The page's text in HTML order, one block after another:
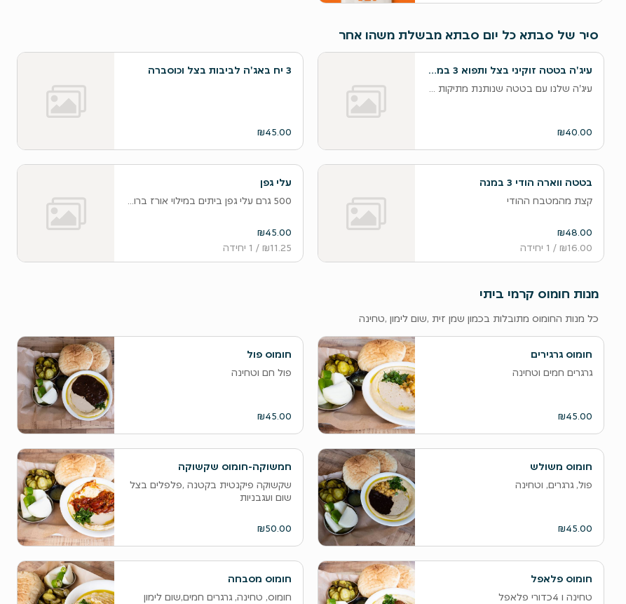
סיר של סבתא כל יום סבתא מבשלת משהו אחר
עיג'ה בטטה זוקיני בצל ותפוא 3 במנה עם טחינה ולימון כבוש בצד
עיג'ה שלנו עם בטטה שנותנת מתיקות עדינה
₪40.00
3 יח באג'ה לביבות בצל וכוסברה
₪45.00
בטטה ווארה הודי 3 במנה
קצת מהמטבח ההודי
₪48.00
₪16.00 / 1 יחידה
עלי גפן
500 גרם עלי גפן ביתים במילוי אורז ברוטב עגבניות
₪45.00
₪11.25 / 1 יחידה
מנות חומוס קרמי ביתי
כל מנות החומוס מתובלות בכמון שמן זית ,שום לימון ,טחינה
חומוס גרגירים
גרגרים חמים וטחינה
₪45.00
חומוס פול
פול חם וטחינה
₪45.00
חומוס משולש
פול, גרגרים, וטחינה
₪45.00
חמשוקה-חומוס שקשוקה
שקשוקה פיקנטית בקטנה ,פלפלים בצל
שום ועגבניות
₪50.00
חומוס פלאפל
טחינה ו 4כדורי פלאפל
חומוס מסבחה
חומוס, טחינה, גרגרים חמים,שום לימון